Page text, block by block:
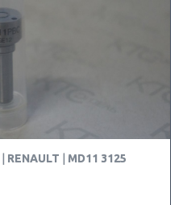
RENAULT
MD11 3125